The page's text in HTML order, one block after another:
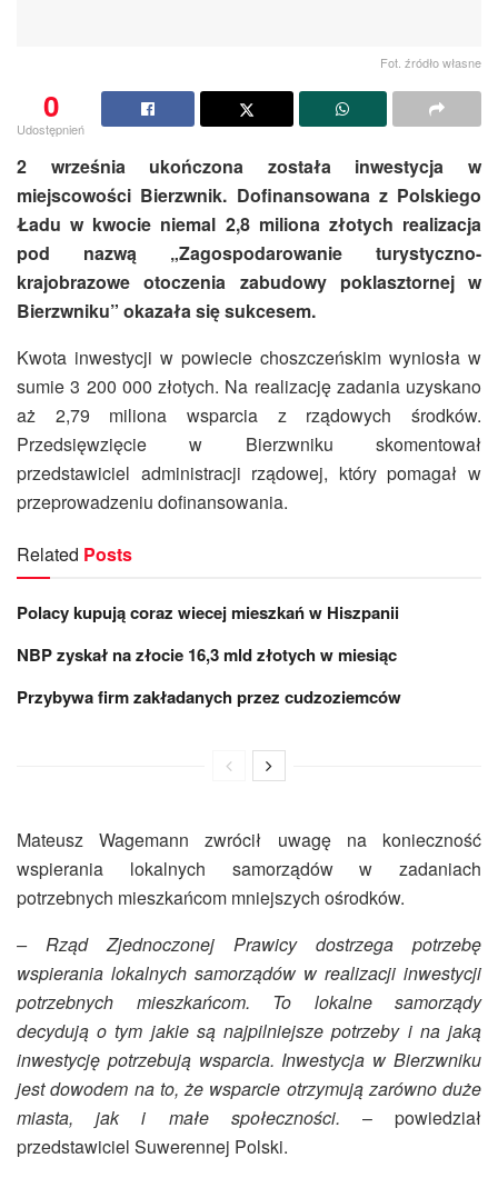
Fot. źródło własne
0
Udostępnień
2 września ukończona została inwestycja w
miejscowości Bierzwnik. Dofinansowana z Polskiego
Ładu w kwocie niemal 2,8 miliona złotych realizacja
pod nazwą „Zagospodarowanie turystyczno-
krajobrazowe otoczenia zabudowy poklasztornej w
Bierzwniku” okazała się sukcesem.
Kwota inwestycji w powiecie choszczeńskim wyniosła w
sumie 3 200 000 złotych. Na realizację zadania uzyskano
aż 2,79 miliona wsparcia z rządowych środków.
Przedsięwzięcie w Bierzwniku skomentował
przedstawiciel administracji rządowej, który pomagał w
przeprowadzeniu dofinansowania.
Related Posts
Polacy kupują coraz wiecej mieszkań w Hiszpanii
NBP zyskał na złocie 16,3 mld złotych w miesiąc
Przybywa firm zakładanych przez cudzoziemców
Mateusz Wagemann zwrócił uwagę na konieczność
wspierania lokalnych samorządów w zadaniach
potrzebnych mieszkańcom mniejszych ośrodków.
– Rząd Zjednoczonej Prawicy dostrzega potrzebę
wspierania lokalnych samorządów w realizacji inwestycji
potrzebnych mieszkańcom. To lokalne samorządy
decydują o tym jakie są najpilniejsze potrzeby i na jaką
inwestycję potrzebują wsparcia. Inwestycja w Bierzwniku
jest dowodem na to, że wsparcie otrzymują zarówno duże
miasta, jak i małe społeczności. – powiedział
przedstawiciel Suwerennej Polski.